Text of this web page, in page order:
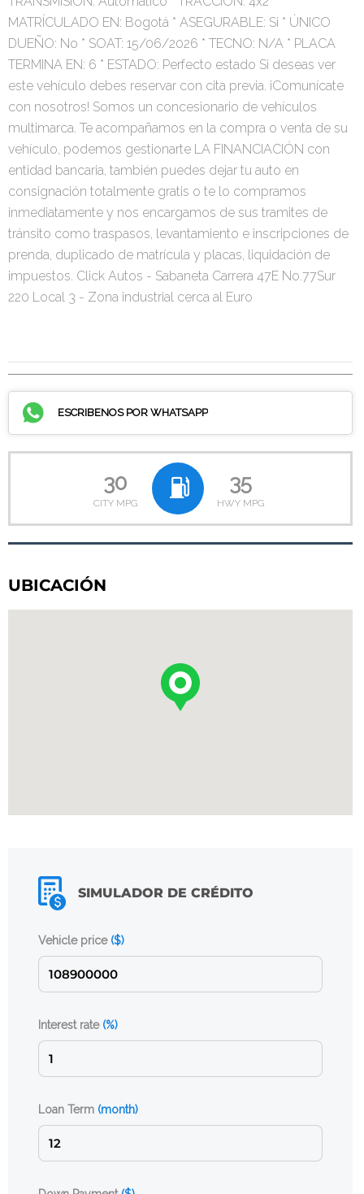
MATRÍCULADO EN: Bogotá * ASEGURABLE: Si * ÚNICO
DUEÑO: No * SOAT: 15/06/2026 * TECNO: N/A * PLACA
TERMINA EN: 6 * ESTADO: Perfecto estado Si deseas ver
este vehículo debes reservar con cita previa. ¡Comunícate
con nosotros! Somos un concesionario de vehículos
multimarca. Te acompañamos en la compra o venta de su
vehículo, podemos gestionarte LA FINANCIACIÓN con
entidad bancaria, también puedes dejar tu auto en
consignación totalmente gratis o te lo compramos
inmediatamente y nos encargamos de sus tramites de
tránsito como traspasos, levantamiento e inscripciones de
prenda, duplicado de matrícula y placas, liquidación de
impuestos. Click Autos - Sabaneta Carrera 47E No.77Sur
220 Local 3 - Zona industrial cerca al Euro
ESCRIBENOS POR WHATSAPP
30
CITY MPG
35
HWY MPG
UBICACIÓN
SIMULADOR DE CRÉDITO
Vehicle price ($)
Interest rate (%)
Loan Term (month)